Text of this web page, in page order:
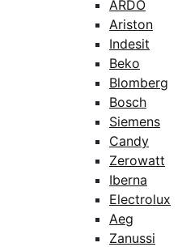
ARDO
Ariston
Indesit
Beko
Blomberg
Bosch
Siemens
Candy
Zerowatt
Iberna
Electrolux
Aeg
Zanussi